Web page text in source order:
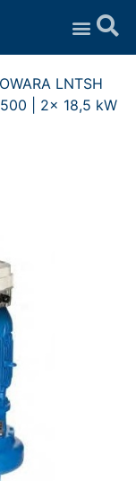
LNTSH
| 2x 18,5 kW